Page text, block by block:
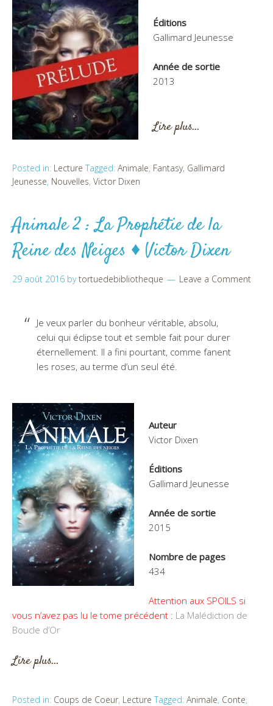
Éditions
Gallimard Jeunesse
Année de sortie
2013
Lire plus…
Posted in: Lecture Tagged: Animale, Fantasy, Gallimard
Jeunesse, Nouvelles, Victor Dixen
Animale 2 : La Prophétie de la
Reine des Neiges ♦ Victor Dixen
29 août 2016 bytortuedebibliotheque Leave a Comment
Je veux parler du bonheur véritable, absolu,
celui qui éclipse tout et semble fait pour durer
éternellement. Il a fini pourtant, comme fanent
les roses, au terme d’un seul été.
Auteur
Victor Dixen
Éditions
Gallimard Jeunesse
Année de sortie
2015
Nombre de pages
434
Attention aux SPOILS si
vous n’avez pas lu le tome précédent : La Malédiction de
Boucle d’Or
Lire plus…
Posted in: Coups de Coeur, Lecture Tagged: Animale, Conte,